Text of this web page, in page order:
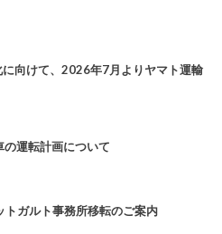
に向けて、2026年7月よりヤマト運輸
運転計画について
トガルト事務所移転のご案内